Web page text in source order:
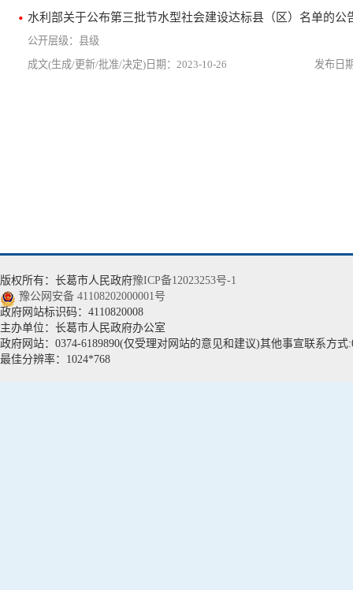
水利部关于公布第三批节水型社会建设达标县（区）名单的公
县级
2023-10-26
版权所有：长葛市人民政府豫ICP备12023253号-1
豫公网安备 41108202000001号
政府网站标识码：4110820008
主办单位：长葛市人民政府办公室
政府网站：0374-6189890(仅受理对网站的意见和建议)其他事宣联系方式
最佳分辨率：1024*768